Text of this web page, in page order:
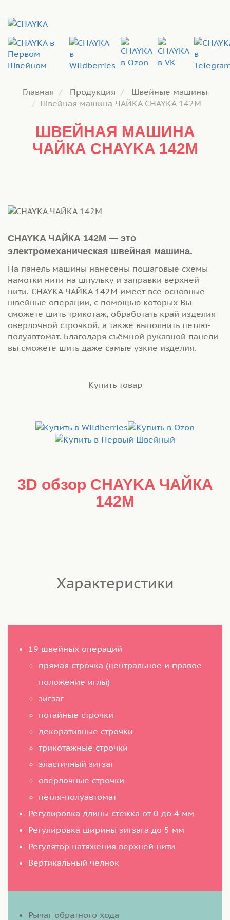
Главная Продукция
Швейные машины
Швейная машина ЧАЙКА CHAYKA 142М
ШВЕЙНАЯ МАШИНА
ЧАЙКА CHAYKA 142М
CHAYKA ЧАЙКА 142М — это
электромеханическая швейная машина.
На панель машины нанесены пошаговые схемы
намотки нити на шпульку и заправки верхней
нити. CHAYKA ЧАЙКА 142М имеет все основные
швейные операции, с помощью которых Вы
сможете шить трикотаж, обработать край изделия
оверлочной строчкой, а также выполнить петлю-
полуавтомат. Благодаря съёмной рукавной панели
вы сможете шить даже самые узкие изделия.
Купить товар
3D обзор CHAYKA ЧАЙКА
142М
Характеристики
19 швейных операций
прямая строчка (центральное и правое
положение иглы)
зигзаг
потайные строчки
декоративные строчки
трикотажные строчки
эластичный зигзаг
оверлочные строчки
петля-полуавтомат
Регулировка длины стежка от 0 до 4 мм
Регулировка ширины зигзага до 5 мм
Регулятор натяжения верхней нити
Вертикальный челнок
Рычаг обратного хода